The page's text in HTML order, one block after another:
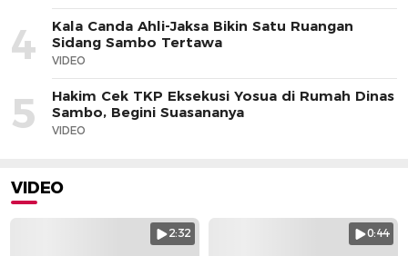
4
Kala Canda Ahli-Jaksa Bikin Satu Ruangan
Sidang Sambo Tertawa
VIDEO
5
Hakim Cek TKP Eksekusi Yosua di Rumah Dinas
Sambo, Begini Suasananya
VIDEO
VIDEO
2:32 0:44